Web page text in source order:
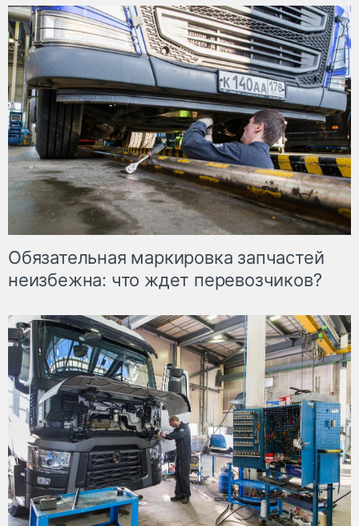
Обязательная маркировка запчастей
неизбежна: что ждет перевозчиков?